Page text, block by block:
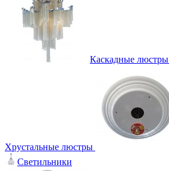
Каскадные люстры
Хрустальные люстры
Светильники